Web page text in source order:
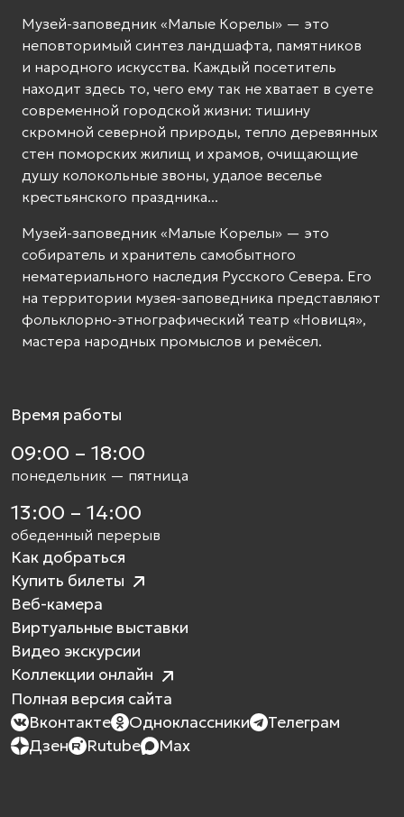
Музей-заповедник «Малые Корелы» — это
неповторимый синтез ландшафта, памятников
и народного искусства. Каждый посетитель
находит здесь то, чего ему так не хватает в суете
современной городской жизни: тишину
скромной северной природы, тепло деревянных
стен поморских жилищ и храмов, очищающие
душу колокольные звоны, удалое веселье
крестьянского праздника...
Музей-заповедник «Малые Корелы» — это
собиратель и хранитель самобытного
нематериального наследия Русского Севера. Его
на территории музея-заповедника представляют
фольклорно-этнографический театр «Новиця»,
мастера народных промыслов и ремёсел.
Время работы
09:00 – 18:00
понедельник — пятница
13:00 – 14:00
обеденный перерыв
Как добраться
Купить билеты
Веб-камера
Виртуальные выставки
Видео экскурсии
Коллекции онлайн
Полная версия сайта
Вконтакте
Одноклассники
Телеграм
Дзен
Rutube Max